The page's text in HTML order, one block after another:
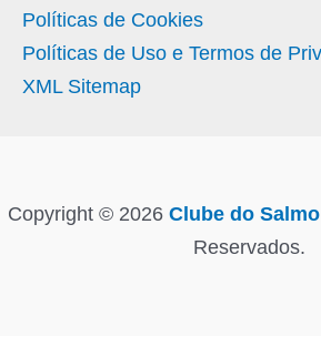
Políticas de Cookies
Políticas de Uso e Termos de
XML Sitemap
Copyright © 2026 Clube do Salmo
Reservados.